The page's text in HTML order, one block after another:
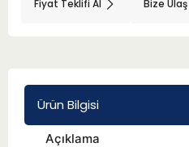
Fiyat Teklifi Al Bize Ulaş
Ürün Bilgisi
Açıklama